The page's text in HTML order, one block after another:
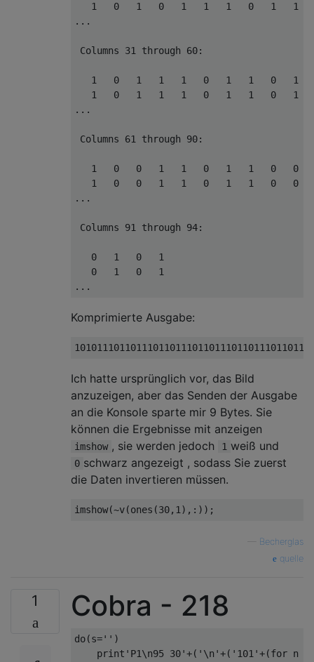
1   0   1   0   1   1   1   0   1   1
...
Columns 31 through 60:
1   0   1   1   1   0   1   1   0   1
1   0   1   1   1   0   1   1   0   1
...
Columns 61 through 90:
1   0   0   1   1   0   1   1   0   0
1   0   0   1   1   0   1   1   0   0
...
Columns 91 through 94:
   0   1   0   1
   0   1   0   1
Komprimierte Ausgabe:
Ich hatte ursprünglich vor, das Bild
anzuzeigen, aber das Senden der Ausgabe
an die Konsole sparte mir 9 Bytes. Sie
können die Ergebnisse mit anzeigen
imshow , sie werden jedoch 1 weiß und
0 schwarz angezeigt , sodass Sie zuerst
die Daten invertieren müssen.
Becherglas
quelle
1 Cobra - 218
do(s='' )
print 'P1\n95 30'+( '\n'+( '101'+(for n